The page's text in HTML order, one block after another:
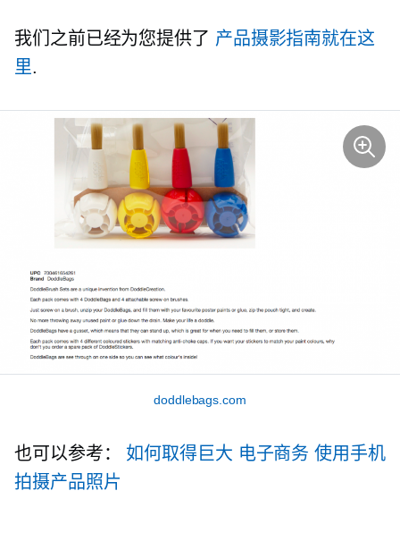
我们之前已经为您提供了 产品摄影指南就在这
里.
doddlebags.com
也可以参考： 如何取得巨大 电子商务 使用手机
拍摄产品照片